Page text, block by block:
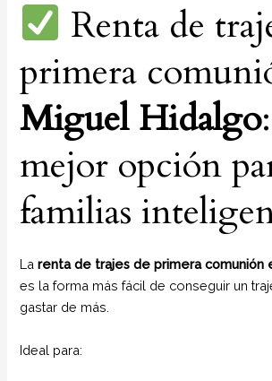
Renta de
primera
Miguel Hidalgo
mejor opción
familias
Larenta de trajes de primera comunión
es la forma más fácil de conseguir un
gastar de más.
Ideal para: